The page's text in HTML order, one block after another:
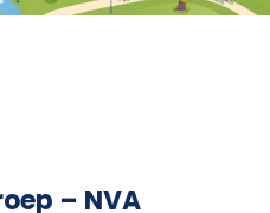
– NVA